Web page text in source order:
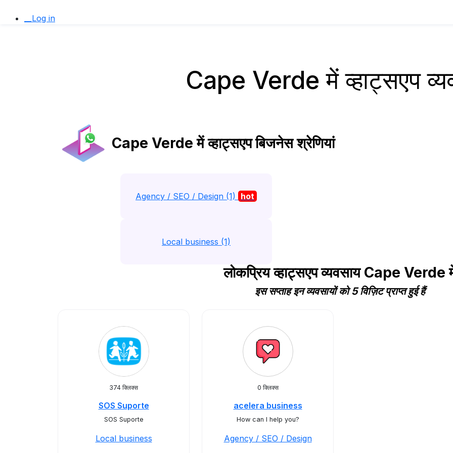
__Log in
Cape Verde में व्हाट्सएप
Cape Verde में व्हाट्सएप बिजनेस श्रेणियां
Agency / SEO / Design (1) hot
Local business (1)
लोकप्रिय व्हाट्सएप व्यवसाय Cape Verde
इस सप्ताह इन व्यवसायों को 5 विज़िट प्राप्त हुई हैं
374 क्लिक्स
SOS Suporte
SOS Suporte
Local business
0 क्लिक्स
acelera business
How can I help you?
Agency / SEO / Design